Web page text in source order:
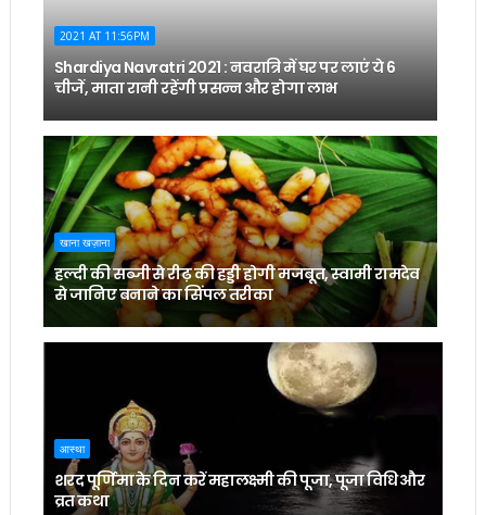
2021 AT 11:56PM
Shardiya Navratri 2021 : नवरात्रि में घर पर लाएं ये 6
चीजें, माता रानी रहेंगी प्रसन्न और होगा लाभ
खाना खज़ाना
हल्दी की सब्जी से रीढ़ की हड्डी होगी मजबूत, स्वामी रामदेव
से जानिए बनाने का सिंपल तरीका
आस्था
शरद पूर्णिमा के दिन करें महालक्ष्मी की पूजा, पूजा विधि और
व्रत कथा